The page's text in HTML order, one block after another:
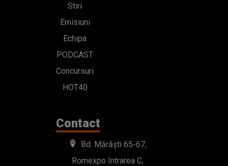
Stiri
Emisiuni
Echipa
PODCAST
Concursuri
HOT40
Contact
Bd. Mărăști 65-67,
Romexpo Intrarea C,